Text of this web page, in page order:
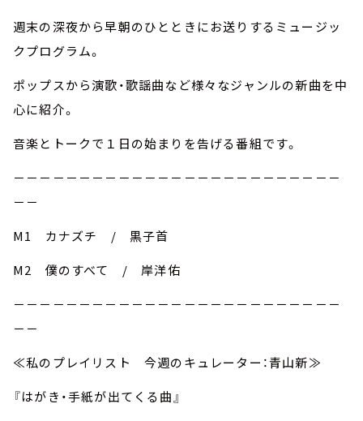
週末の深夜から早朝のひとときにお送りするミュージッ
クプログラム。
ポップスから演歌・歌謡曲など様々なジャンルの新曲を中
心に紹介。
音楽とトークで１日の始まりを告げる番組です。
－－－－－－－－－－－－－－－－－－－－－－－－－
－－
M1 カナズチ / 黒子首
M2 僕のすべて / 岸洋佑
－－－－－－－－－－－－－－－－－－－－－－－－－
－－
≪私のプレイリスト 今週のキュレーター：青山新≫
『はがき・手紙が出てくる曲』